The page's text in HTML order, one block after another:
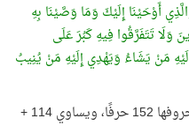
أَوْحَيْنَا إِلَيْكَ وَمَا وَصَّيْنَا بِهِ
تَتَفَرَّقُوا فِيهِ كَبُرَ عَلَى
مَنْ يَشَاءُ وَيَهْدِي إِلَيْهِ مَنْ يُنِيبُ
114 +